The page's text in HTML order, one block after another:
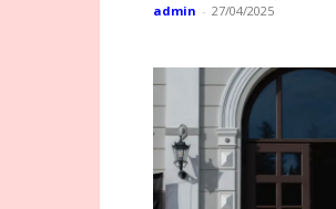
admin - 27/04/2025